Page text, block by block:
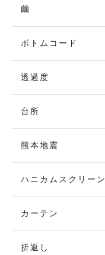
繭
ボトムコード
透過度
台所
熊本地震
ハニカムスクリーン
カーテン
折返し